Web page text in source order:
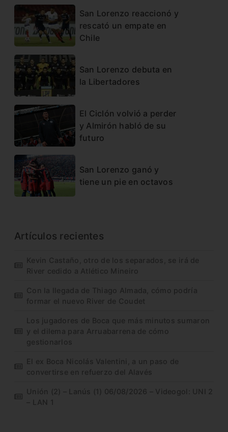
San Lorenzo reaccionó y
rescató un empate en
Chile
San Lorenzo debuta en
la Libertadores
El Ciclón volvió a perder
y Almirón habló de su
futuro
San Lorenzo ganó y
tiene un pie en octavos
Artículos recientes
Kevin Castaño, otro de los separados, se irá de
River cedido a Atlético Mineiro
Con la llegada de Thiago Almada, cómo podría
formar el nuevo River de Coudet
Los jugadores de Boca que más minutos sumaron
y el dilema para Arruabarrena de cómo
gestionarlos
El ex Boca Nicolás Valentini, a un paso de
convertirse en refuerzo del Alavés
Unión (2) – Lanús (1) 06/08/2026 – Videogol: UNI 2
– LAN 1